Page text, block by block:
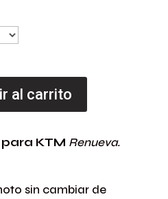
al carrito
KTM Renueva.
sin cambiar de